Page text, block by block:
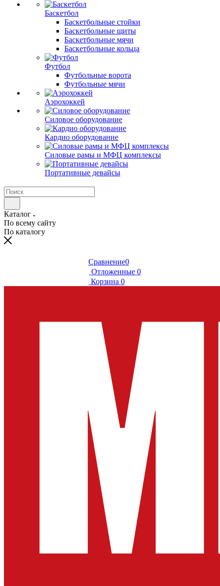
Баскетбол
Баскетбольные стойки
Баскетбольные щиты
Баскетбольные мячи
Баскетбольные кольца
Футбол
Футбольные ворота
Футбольные мячи
Аэрохоккей
Силовое оборудование
Кардио оборудование
Силовые рамы и МФЦ комплексы
Портативные девайсы
Каталог
По всему сайту
По каталогу
Сравнение0
Отложенные 0
Корзина 0